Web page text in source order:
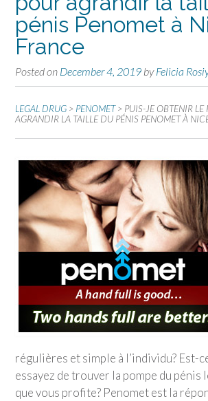
pénis Penomet à
France
Posted on December 4, 2019 byFelicia
LEGAL DRUG > PENOMET > PUIS-JE OBTENIR
AGRANDIR LA TAILLE DU PÉNIS PENOMET À
régulières et simple à l’individu? Est-
essayez de trouver la pompe du pénis
que vous profite? Penomet est la